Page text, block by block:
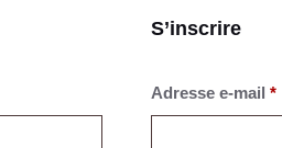
S’inscrire
Adresse e-mail*